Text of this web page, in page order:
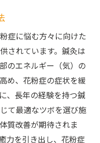
なケアを受ける利
としての鍼灸
ビーイング
活を取り戻す方法
症に悩む方々に向けた
されています。鍼灸は
のエネルギー（気）の
め、花粉症の症状を緩
、長年の経験を持つ鍼
て最適なツボを選び施
質改善が期待されま
力を引き出し、花粉症